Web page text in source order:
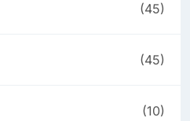
(45)
(45)
(10)